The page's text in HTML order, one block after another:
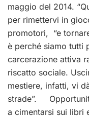
maggio del 2014.
per rimettervi in
promotori, “e
è perché siamo tutti
carcerazione attiva
riscatto sociale.
mestiere, infatti, vi
strade”.
a cimentarsi sui libri